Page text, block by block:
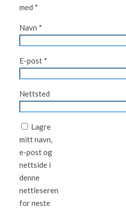
med *
Navn *
E-post *
Nettsted
Lagre
mitt navn,
e-post og
nettside i
denne
nettleseren
for neste